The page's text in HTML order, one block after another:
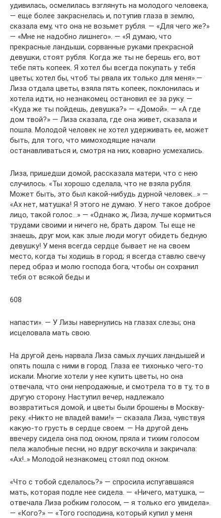
удивилась, осмелилась взглянуть на молодого человека,
— еще более закраснелась и, потупив глаза в землю,
сказала ему, что она не возьмет рубля. — «Для чего же?»
— «Мне не надобно лишнего». — «Я думаю, что
прекрасные ландыши, сорванные руками прекрасной
девушки, стоят рубля. Когда же ты не берешь его, вот
тебе пять копеек. Я хотел бы всегда покупать у тебя
цветы; хотел бы, чтоб ты рвала их только для меня».—
Лиза отдала цветы, взяла пять копеек, поклонилась и
хотела идти, но незнакомец остановил ее за руку. —
«Куда же ты пойдешь, девушка?» — «Домой». — «А где
дом твой?» — Лиза сказала, где она живет, сказала и
пошла. Молодой человек не хотел удерживать ее, может
быть, для того, что мимоходящие начали
останавливаться и, смотря на них, коварно усмехались.
Лиза, пришедши домой, рассказала матери, что с нею
случилось. «Ты хорошо сделала, что не взяла рубля.
Может быть, это был какой-нибудь дурной человек…» —
«Ах нет, матушка! Я этого не думаю. У него такое доброе
лицо, такой голос…» — «Однако ж, Лиза, лучше кормиться
трудами своими и ничего не, брать даром. Ты еще не
знаешь, друг мои, как злые люди могут обидеть бедную
девушку! У меня всегда сердце бывает не на своем
место, когда ты ходишь в город; я всегда ставлю свечу
перед образ и молю господа бога, чтобы он сохранил
тебя от всякой беды и
608
напасти». — У Лизы навернулись на глазах слезы; она
исцеловала мать свою.
На другой день нарвала Лиза самых лучших ландышей и
опять пошла с ними в город. Глаза ее тихонько чего-то
искали. Многие хотели у нее купить цветы, но она
отвечала, что они непродажные, и смотрела то в ту, то в
другую сторону. Наступил вечер, надлежало
возвратиться домой, и цветы были брошены в Москву-
реку. «Никто не владей вами!» — сказала Лиза, чувствуя
какую-то грусть в сердце своем. — На другой день
ввечеру сидела она под окном, пряла и тихим голосом
пела жалобные песни, но вдруг вскочила и закричала:
«Ах!..» Молодой незнакомец стоял под окном.
«Что с тобой сделалось?» — спросила испугавшаяся
мать, которая подле нее сидела. — «Ничего, матушка, —
отвечала Лиза робким голосом, — я только его увидела».
— «Кого?» — «Того господина, который купил у меня